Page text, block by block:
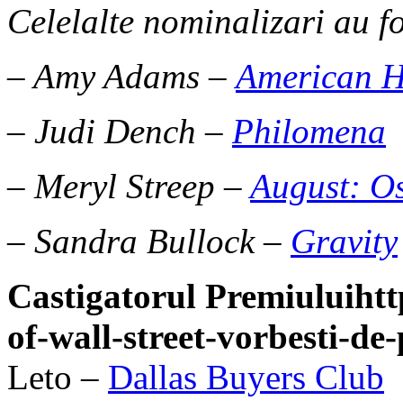
Celelalte nominalizari au
– Amy Adams –American
– Judi Dench – Philomena
– Meryl Streep –August:
– Sandra Bullock – Gravity
Castigatorul
of-wall-street-vorbesti-
Leto – Dallas Buyers Club